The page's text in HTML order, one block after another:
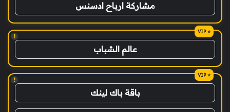
مشاركة ارباح ادسنس
!
عالم الشباب
!
باقة باك لينك